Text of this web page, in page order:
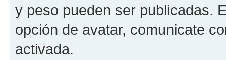
y peso pueden ser publicadas.
opción de avatar, comunicate
activada.